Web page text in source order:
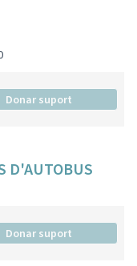
Donar suport
D'AUTOBUS
Donar suport